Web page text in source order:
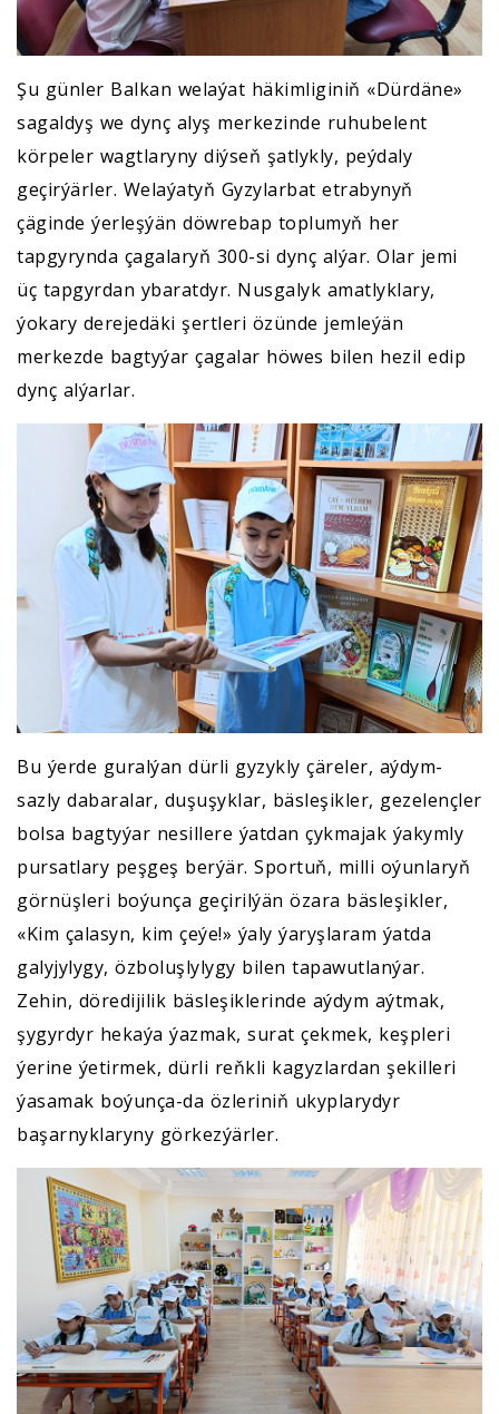
Şu günler Balkan welaýat häkimliginiň «Dürdäne»
sagaldyş we dynç alyş merkezinde ruhubelent
körpeler wagtlaryny diýseň şatlykly, peýdaly
geçirýärler. Welaýatyň Gyzylarbat etrabynyň
çäginde ýerleşýän döwrebap toplumyň her
tapgyrynda çagalaryň 300-si dynç alýar. Olar jemi
üç tapgyrdan ybaratdyr. Nusgalyk amatlyklary,
ýokary derejedäki şertleri özünde jemleýän
merkezde bagtyýar çagalar höwes bilen hezil edip
dynç alýarlar.
Bu ýerde guralýan dürli gyzykly çäreler, aýdym-
sazly dabaralar, duşuşyklar, bäsleşikler, gezelençler
bolsa bagtyýar nesillere ýatdan çykmajak ýakymly
pursatlary peşgeş berýär. Sportuň, milli oýunlaryň
görnüşleri boýunça geçirilýän özara bäsleşikler,
«Kim çalasyn, kim çeýe!» ýaly ýaryşlaram ýatda
galyjylygy, özboluşlylygy bilen tapawutlanýar.
Zehin, döredijilik bäsleşiklerinde aýdym aýtmak,
şygyrdyr hekaýa ýazmak, surat çekmek, keşpleri
ýerine ýetirmek, dürli reňkli kagyzlardan şekilleri
ýasamak boýunça-da özleriniň ukyplarydyr
başarnyklaryny görkezýärler.